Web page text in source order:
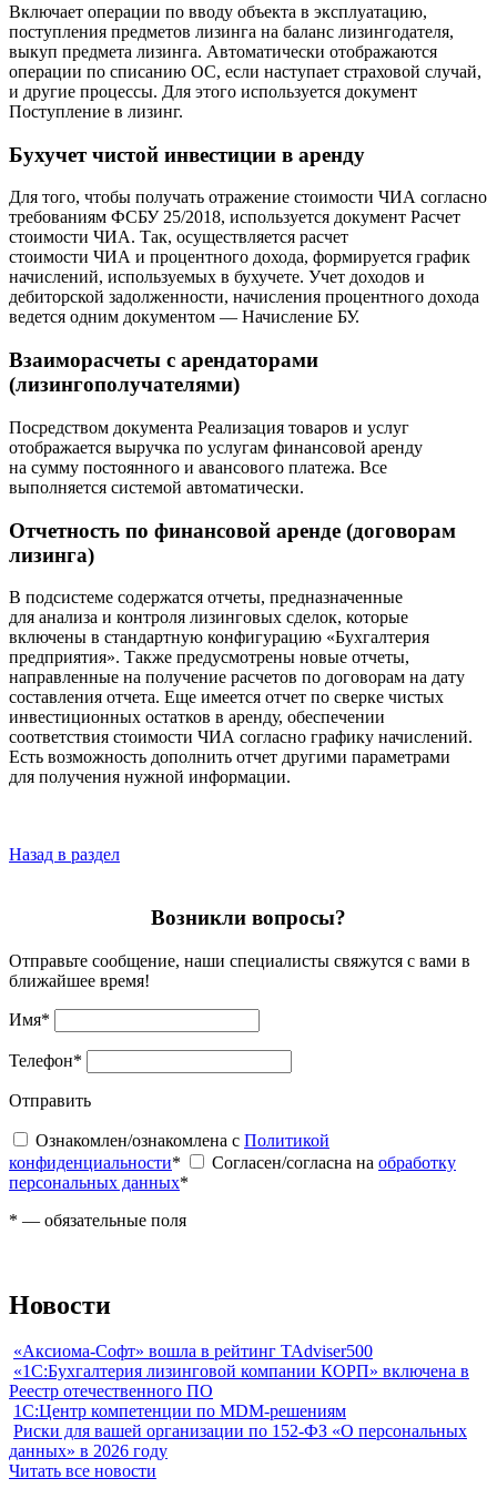
Включает операции по вводу объекта в эксплуатацию,
поступления предметов лизинга на баланс лизингодателя,
выкуп предмета лизинга. Автоматически отображаются
операции по списанию ОС, если наступает страховой случай,
и другие процессы. Для этого используется документ
Поступление в лизинг.
Бухучет чистой инвестиции в аренду
Для того, чтобы получать отражение стоимости ЧИА согласно
требованиям ФСБУ 25/2018, используется документ Расчет
стоимости ЧИА. Так, осуществляется расчет
стоимости ЧИА и процентного дохода, формируется график
начислений, используемых в бухучете. Учет доходов и
дебиторской задолженности, начисления процентного дохода
ведется одним документом — Начисление БУ.
Взаиморасчеты с арендаторами
(лизингополучателями)
Посредством документа Реализация товаров и услуг
отображается выручка по услугам финансовой аренду
на сумму постоянного и авансового платежа. Все
выполняется системой автоматически.
Отчетность по финансовой аренде (договорам
лизинга)
В подсистеме содержатся отчеты, предназначенные
для анализа и контроля лизинговых сделок, которые
включены в стандартную конфигурацию «Бухгалтерия
предприятия». Также предусмотрены новые отчеты,
направленные на получение расчетов по договорам на дату
составления отчета. Еще имеется отчет по сверке чистых
инвестиционных остатков в аренду, обеспечении
соответствия стоимости ЧИА согласно графику начислений.
Есть возможность дополнить отчет другими параметрами
для получения нужной информации.
Назад в раздел
Возникли вопросы?
Отправьте сообщение, наши специалисты свяжутся с вами в
ближайшее время!
Имя*
Телефон*
Отправить
Ознакомлен/ознакомлена с Политикой
конфиденциальности* Согласен/согласна на обработку
персональных данных*
* — обязательные поля
Новости
«Аксиома-Софт» вошла в рейтинг TAdviser500
«1С:Бухгалтерия лизинговой компании КОРП» включена в
Реестр отечественного ПО
1С:Центр компетенции по MDM-решениям
Риски для вашей организации по 152-ФЗ «О персональных
данных» в 2026 году
Читать все новости